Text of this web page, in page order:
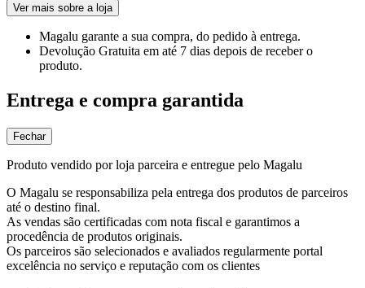
Ver mais sobre a loja
Magalu garante a sua compra, do pedido à entrega.
Devolução Gratuita em até 7 dias depois de receber o
produto.
Entrega e compra garantida
Fechar
Produto vendido por loja parceira e entregue pelo Magalu
O Magalu se responsabiliza pela entrega dos produtos de parceiros
até o destino final.
As vendas são certificadas com nota fiscal e garantimos a
procedência de produtos originais.
Os parceiros são selecionados e avaliados regularmente portal
excelência no serviço e reputação com os clientes